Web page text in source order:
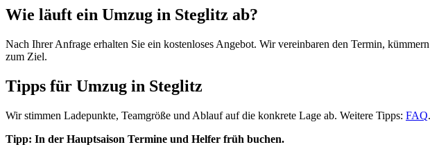
Wie läuft ein Umzug in Steglitz ab?
Nach Ihrer Anfrage erhalten Sie ein kostenloses Angebot. Wir vereinbaren den Termin,
zum Ziel.
Tipps für Umzug in Steglitz
Wir stimmen Ladepunkte, Teamgröße und Ablauf auf die konkrete Lage ab. Weitere Tipps: FAQ.
Tipp: In der Hauptsaison Termine und Helfer früh buchen.